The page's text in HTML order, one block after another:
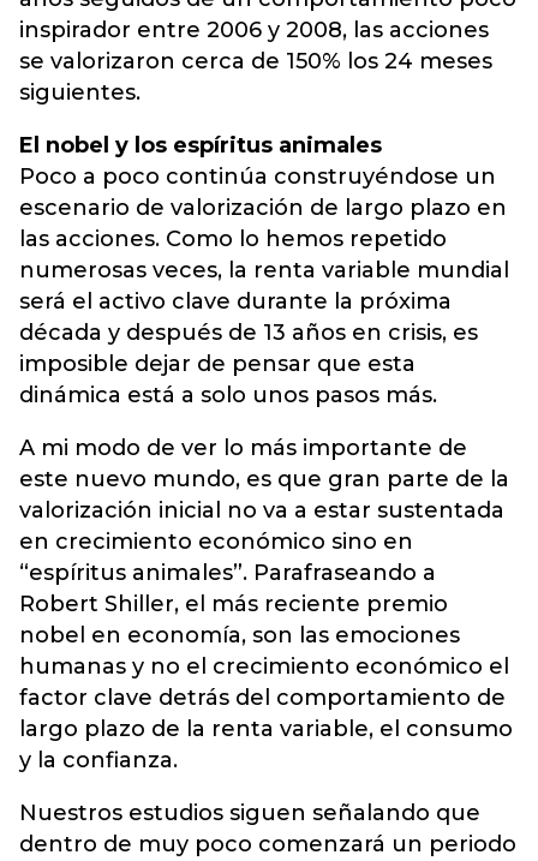
inspirador entre 2006 y 2008, las acciones
se valorizaron cerca de 150% los 24 meses
siguientes.
El nobel y los espíritus animales
Poco a poco continúa construyéndose un
escenario de valorización de largo plazo en
las acciones. Como lo hemos repetido
numerosas veces, la renta variable mundial
será el activo clave durante la próxima
década y después de 13 años en crisis, es
imposible dejar de pensar que esta
dinámica está a solo unos pasos más.
A mi modo de ver lo más importante de
este nuevo mundo, es que gran parte de la
valorización inicial no va a estar sustentada
en crecimiento económico sino en
“espíritus animales”. Parafraseando a
Robert Shiller, el más reciente premio
nobel en economía, son las emociones
humanas y no el crecimiento económico el
factor clave detrás del comportamiento de
largo plazo de la renta variable, el consumo
y la confianza.
Nuestros estudios siguen señalando que
dentro de muy poco comenzará un periodo